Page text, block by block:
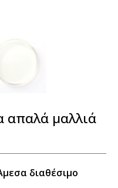
απαλά μαλλιά
διαθέσιμο